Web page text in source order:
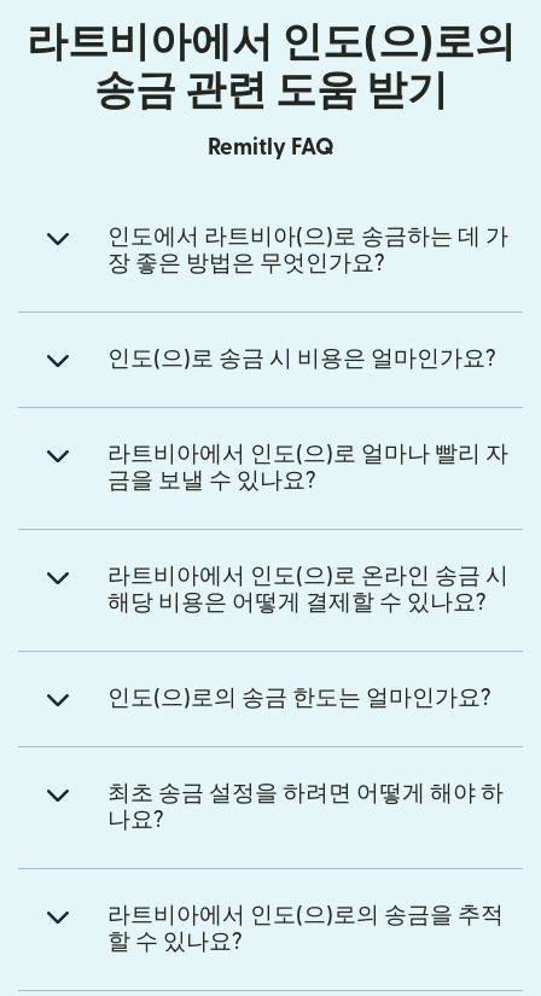
라트비아에서 인도(으)로의
송금 관련 도움 받기
Remitly FAQ
인도에서 라트비아(으)로 송금하는 데 가
장 좋은 방법은 무엇인가요?
인도(으)로 송금 시 비용은 얼마인가요?
라트비아에서 인도(으)로 얼마나 빨리 자
금을 보낼 수 있나요?
라트비아에서 인도(으)로 온라인 송금 시
해당 비용은 어떻게 결제할 수 있나요?
인도(으)로의 송금 한도는 얼마인가요?
최초 송금 설정을 하려면 어떻게 해야 하
나요?
라트비아에서 인도(으)로의 송금을 추적
할 수 있나요?